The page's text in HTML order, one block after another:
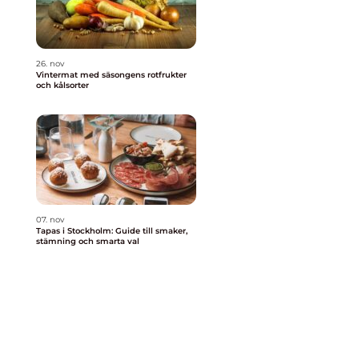
26. nov
Vintermat med säsongens rotfrukter
och kålsorter
07. nov
Tapas i Stockholm: Guide till smaker,
stämning och smarta val